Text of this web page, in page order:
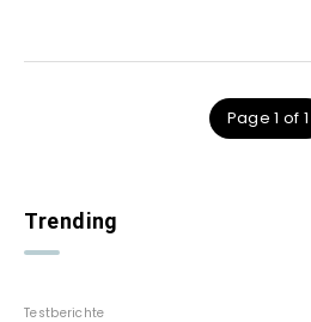
Page 1 of 1
Trending